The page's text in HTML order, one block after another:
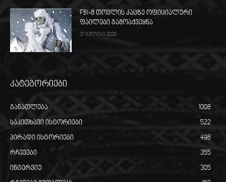
FBI-მ თოვლის კაცზე ოფიციალური
ფაილები გამოაქვეყნა
31 ივლისი 2026
კატეგორიები
განათლება 1008
საკითხავი ისტორიები 522
პირადი ისტორიები 498
რჩევები 355
ინტერვიუ 305